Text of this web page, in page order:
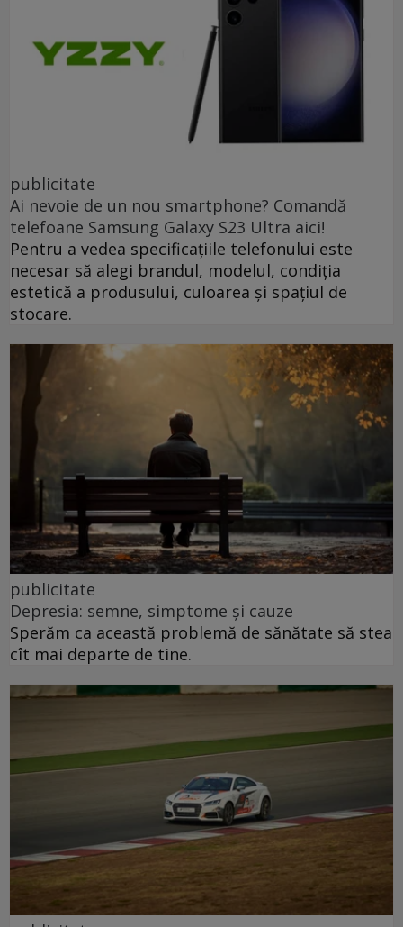
publicitate
Ai nevoie de un nou smartphone? Comandă
telefoane Samsung Galaxy S23 Ultra aici!
Pentru a vedea specificațiile telefonului este
necesar să alegi brandul, modelul, condiția
estetică a produsului, culoarea și spațiul de
stocare.
publicitate
Depresia: semne, simptome și cauze
Sperăm ca această problemă de sănătate să stea
cît mai departe de tine.